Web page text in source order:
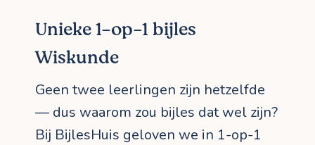
Unieke 1-op-1 bijles
Wiskunde
Geen twee leerlingen zijn hetzelfde
— dus waarom zou bijles dat wel zijn?
Bij BijlesHuis geloven we in 1-op-1